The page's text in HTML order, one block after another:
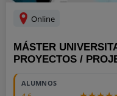
Online
MÁSTER
PROYECTOS /
ALUMNOS